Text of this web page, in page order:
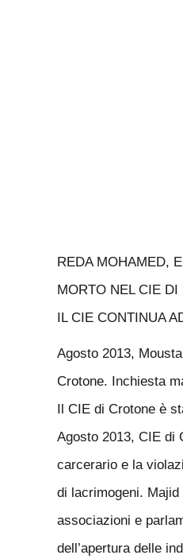
REDA MOHAMED,
MORTO NEL CIE
IL CIE CONTINUA
Agosto 2013,
Crotone. Inchiesta
Il CIE di Crotone è
Agosto 2013, CIE di
carcerario e la
di lacrimogeni.
associazioni e
dell’apertura delle